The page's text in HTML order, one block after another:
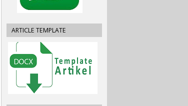
ARTICLE TEMPLATE